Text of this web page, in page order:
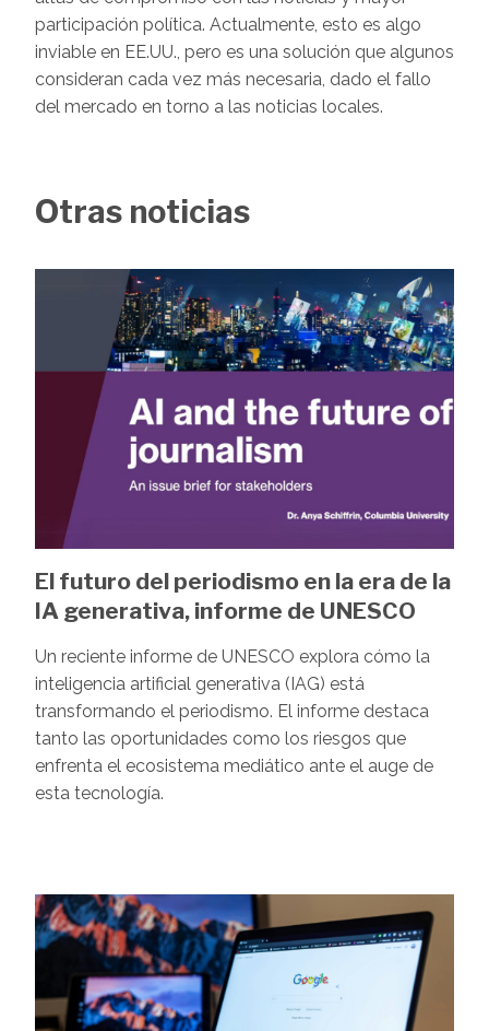
participación política. Actualmente, esto es algo
inviable en EE.UU., pero es una solución que algunos
consideran cada vez más necesaria, dado el fallo
del mercado en torno a las noticias locales.
Otras noticias
El futuro del periodismo en la era de la
IA generativa, informe de UNESCO
Un reciente informe de UNESCO explora cómo la
inteligencia artificial generativa (IAG) está
transformando el periodismo. El informe destaca
tanto las oportunidades como los riesgos que
enfrenta el ecosistema mediático ante el auge de
esta tecnología.
Image